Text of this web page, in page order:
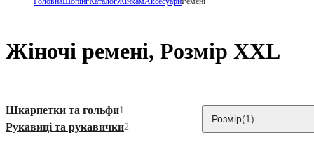
Жіночі ремені, Розмір XXL
Шкарпетки та гольфи1
Рукавиці та рукавички2
Розмір(1)